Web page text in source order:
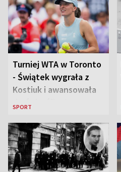
Turniej WTA w Toronto
- Świątek wygrała z
Kostiuk i awansowała
do ćwierćfinału
SPORT